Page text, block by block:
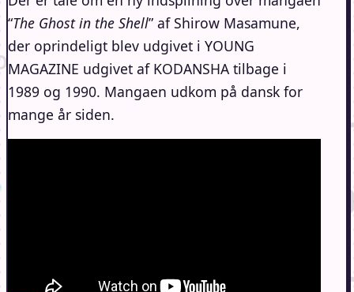
“The Ghost in the Shell” af Shirow Masamune,
der oprindeligt blev udgivet i YOUNG
MAGAZINE udgivet af KODANSHA tilbage i
1989 og 1990. Mangaen udkom på dansk for
mange år siden.